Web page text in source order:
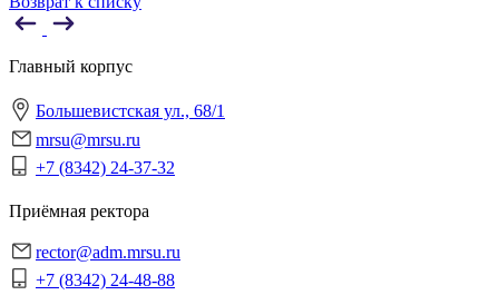
Главный корпус
Большевистская ул., 68/1
mrsu@mrsu.ru
+7 (8342) 24-37-32
Приёмная ректора
rector@adm.mrsu.ru
+7 (8342) 24-48-88